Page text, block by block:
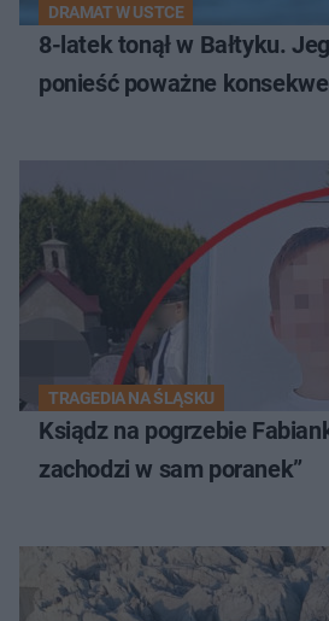
DRAMAT W USTCE
8-latek tonął w Bałtyku.
ponieść poważne
TRAGEDIA NA ŚLĄSKU
Ksiądz na pogrzebie
zachodzi w sam poranek”